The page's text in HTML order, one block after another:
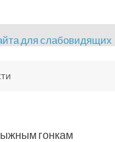
для слабовидящих
гонкам